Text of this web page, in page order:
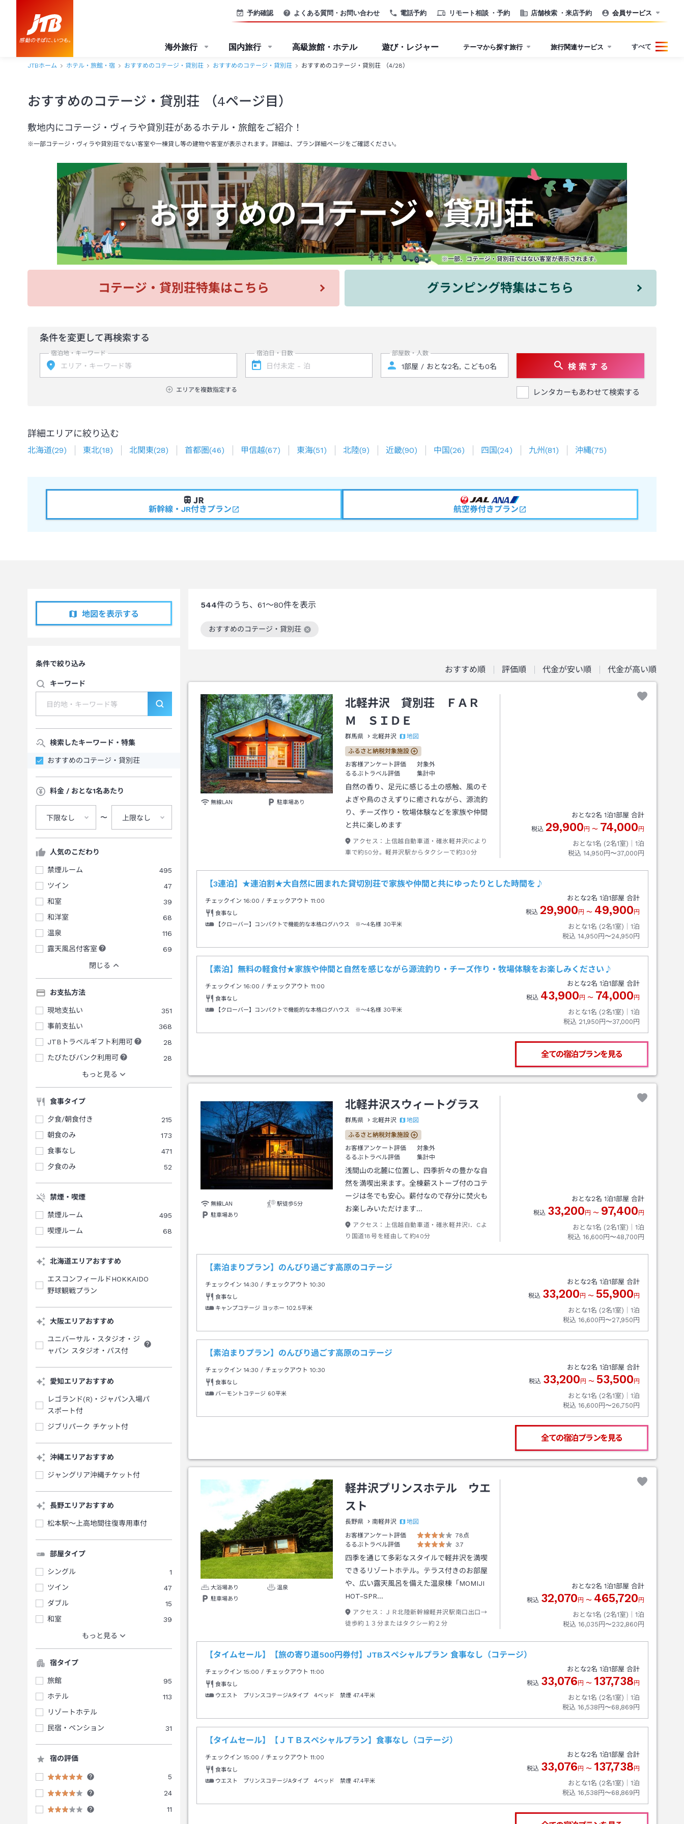
電話予約 リモート相談 ・予約 店舗検索 ・来店予約
予約確認 よくある質問・お問い合わせ 会員サービス
海外旅行 国内旅行 高級旅館・ホテル 遊び・レジャー テーマから探す旅行 旅行関連サービス すべて
JTBホーム ホテル・旅館・宿 おすすめのコテージ・貸別荘 おすすめのコテージ・貸別荘 おすすめのコテージ・貸別荘 （4/28）
おすすめのコテージ・貸別荘 （4ページ目）
敷地内にコテージ・ヴィラや貸別荘があるホテル・旅館をご紹介！
※一部コテージ・ヴィラや貸別荘でない客室や一棟貸し等の建物や客室が表示されます。詳細は、プラン詳細ページをご確認ください。
コテージ・貸別荘特集はこちら グランピング特集はこちら
条件を変更して再検索する
宿泊地・キーワード
エリアを複数指定する
宿泊日・日数 部屋数・人数
検 索 す る
レンタカーもあわせて検索する
詳細エリアに絞り込む
北海道(29) 東北(18) 北関東(28) 首都圏(46) 甲信越(67) 東海(51) 北陸(9) 近畿(90) 中国(26) 四国(24) 九州(81) 沖縄(75)
新幹線・JR付きプラン 航空券付きプラン
地図を表示する
条件で絞り込み
キーワード
検索したキーワード・特集
おすすめのコテージ・貸別荘
料金 / おとな1名あたり
下限なし 〜 上限なし
人気のこだわり
禁煙ルーム
495
ツイン
47
和室
39
和洋室
68
温泉
116
露天風呂付客室
69
閉じる
お支払方法
現地支払い
351
事前支払い
368
JTBトラベルギフト利用可
28
たびたびバンク利用可
28
もっと見る
食事タイプ
夕食/朝食付き
215
朝食のみ
173
食事なし
471
夕食のみ
52
禁煙・喫煙
禁煙ルーム
495
喫煙ルーム
68
北海道エリアおすすめ
エスコンフィールドHOKKAIDO
野球観戦プラン
大阪エリアおすすめ
ユニバーサル・スタジオ・ジ
ャパン スタジオ・パス付
愛知エリアおすすめ
レゴランド(R)・ジャパン入場パ
スポート付
ジブリパーク チケット付
沖縄エリアおすすめ
ジャングリア沖縄チケット付
長野エリアおすすめ
松本駅～上高地間往復専用車付
部屋タイプ
シングル
1
ツイン
47
ダブル
15
和室
39
もっと見る
宿タイプ
旅館
95
ホテル
113
リゾートホテル
民宿・ペンション
31
宿の評価
5
24
11
544件のうち、 61～80件を表示
おすすめのコテージ・貸別荘
この絞り込み条件を解除
おすすめ順 評価順 代金が安い順 代金が高い順
無線LAN 駐車場あり
北軽井沢 貸別荘 ＦＡＲ
Ｍ ＳＩＤＥ
群馬県 北軽井沢 地図
ふるさと納税対象施設
お客様アンケート評価
対象外
るるぶトラベル評価
集計中
自然の香り、足元に感じる土の感触、風のそ
よぎや鳥のさえずりに癒されながら、源流釣
り、チーズ作り・牧場体験などを家族や仲間
と共に楽しめます
アクセス： 上信越自動車道・碓氷軽井沢ICより
車で約50分。軽井沢駅からタクシーで約30分
おとな2名 1泊1部屋 合計
税込 29,900 円 〜 74,000 円
おとな1名 (2名1室)｜ 1泊
税込 14,950円〜37,000円
【3連泊】★連泊割★大自然に囲まれた貸切別荘で家族や仲間と共にゆったりとした時間を♪
チェックイン16:00 / チェックアウト 11:00
食事なし
【クローバー】コンパクトで機能的な本格ログハウス ※～4名様 30平米
おとな2名 1泊1部屋 合計
税込 29,900 円 〜 49,900 円
おとな1名 (2名1室)｜ 1泊
税込 14,950円〜24,950円
【素泊】無料の軽食付★家族や仲間と自然を感じながら源流釣り・チーズ作り・牧場体験をお楽しみください♪
チェックイン16:00 / チェックアウト 11:00
食事なし
【クローバー】コンパクトで機能的な本格ログハウス ※～4名様 30平米
おとな2名 1泊1部屋 合計
税込 43,900 円 〜 74,000 円
おとな1名 (2名1室)｜ 1泊
税込 21,950円〜37,000円
全ての宿泊プランを見る
無線LAN
駅徒歩5分
駐車場あり
北軽井沢スウィートグラス
群馬県 北軽井沢 地図
ふるさと納税対象施設
お客様アンケート評価
対象外
るるぶトラベル評価
集計中
浅間山の北麓に位置し、四季折々の豊かな自
然を満喫出来ます。全棟薪ストーブ付のコテ
ージは冬でも安心。薪付なので存分に焚火も
お楽しみいただけます…
アクセス： 上信越自動車道・碓氷軽井沢I．Cよ
り国道18号を経由して約40分
おとな2名 1泊1部屋 合計
税込 33,200 円 〜 97,400 円
おとな1名 (2名1室)｜ 1泊
税込 16,600円〜48,700円
【素泊まりプラン】のんびり過ごす高原のコテージ
チェックイン14:30 / チェックアウト 10:30
食事なし
キャンプコテージ ヨッホー 102.5平米
おとな2名 1泊1部屋 合計
税込 33,200 円 〜 55,900 円
おとな1名 (2名1室)｜ 1泊
税込 16,600円〜27,950円
【素泊まりプラン】のんびり過ごす高原のコテージ
チェックイン14:30 / チェックアウト 10:30
食事なし
バーモントコテージ 60平米
おとな2名 1泊1部屋 合計
税込 33,200 円 〜 53,500 円
おとな1名 (2名1室)｜ 1泊
税込 16,600円〜26,750円
全ての宿泊プランを見る
大浴場あり
温泉
駐車場あり
軽井沢プリンスホテル ウエ
スト
長野県 南軽井沢
地図
お客様アンケート評価
78点
るるぶトラベル評価
3.7
四季を通じて多彩なスタイルで軽井沢を満喫
できるリゾートホテル。テラス付きのお部屋
や、広い露天風呂を備えた温泉棟「MOMIJI
HOT-SPR…
アクセス：
ＪＲ北陸新幹線軽井沢駅南口出口→
徒歩約１３分またはタクシー約２分
おとな2名 1泊1部屋 合計
税込 32,070 円 〜 465,720 円
おとな1名 (2名1室)｜ 1泊
税込 16,035円〜232,860円
【タイムセール】【旅の寄り道500円券付】JTBスペシャルプラン 食事なし（コテージ）
チェックイン15:00 / チェックアウト 11:00
食事なし
ウエスト プリンスコテージAタイプ 4ベッド 禁煙 47.4平米
おとな2名 1泊1部屋 合計
税込 33,076 円 〜 137,738 円
おとな1名 (2名1室)｜ 1泊
税込 16,538円〜68,869円
【タイムセール】【ＪＴＢスペシャルプラン】食事なし（コテージ）
チェックイン15:00 / チェックアウト 11:00
食事なし
ウエスト プリンスコテージAタイプ 4ベッド 禁煙 47.4平米
おとな2名 1泊1部屋 合計
税込 33,076 円 〜 137,738 円
おとな1名 (2名1室)｜ 1泊
税込 16,538円〜68,869円